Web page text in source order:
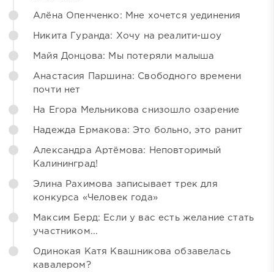
Алёна Опенченко: Мне хочется уединения
Никита Гуранда: Хочу на реалити-шоу
Майя Донцова: Мы потеряли малыша
Анастасия Паршина: Свободного времени
почти нет
На Егора Мельникова снизошло озарение
Надежда Ермакова: Это больно, это ранит
Александра Артёмова: Неповторимый
Калининград!
Элина Рахимова записывает трек для
конкурса «Человек года»
Максим Берд: Если у вас есть желание стать
участником...
Одинокая Катя Квашникова обзавелась
кавалером?